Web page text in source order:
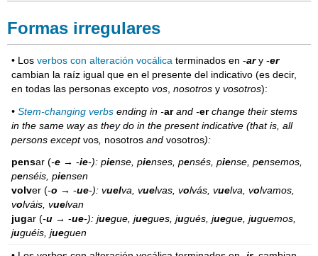
Formas irregulares
• Losverbos con alteración vocálica terminados en -ary -er
cambian la raíz igual que en el presente del indicativo (es decir,
en todas las personas exceptovos,nosotros yvosotros):
•Stem-changing verbs ending in -arand -erchange their stems
in the same way as they do in the present indicative(that is, all
persons exceptvos nosotros andvosotros):
pensar (-e → -ie-): piense, pienses, pensés, piense, pensemos,
penséis, piensen
volver (-o → -ue-): vuelva, vuelvas, volvás, vuelva, volvamos,
volváis, vuelvan
jugar (-u →-ue-): juegue, juegues, jugués, juegue, juguemos,
juguéis, jueguen